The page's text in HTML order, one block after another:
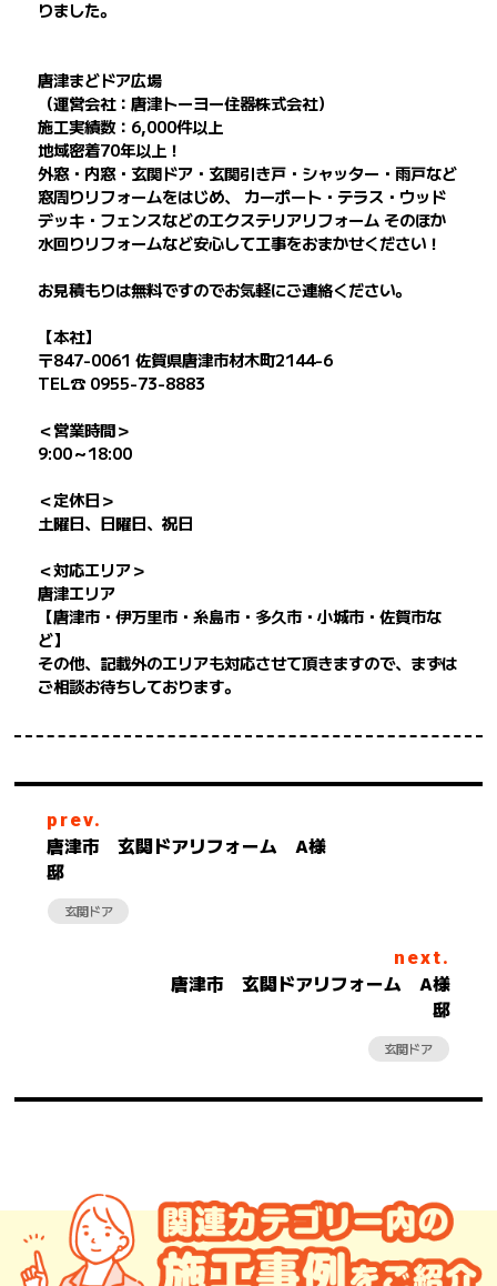
りました。
唐津まどドア広場
（運営会社：唐津トーヨー住器株式会社）
施工実績数：6,000件以上
地域密着70年以上！
外窓・内窓・玄関ドア・玄関引き戸・シャッター・雨戸など
窓周りリフォームをはじめ、 カーポート・テラス・ウッド
デッキ・フェンスなどのエクステリアリフォーム そのほか
水回りリフォームなど安心して工事をおまかせください！
お見積もりは無料ですのでお気軽にご連絡ください。
【本社】
〒847-0061 佐賀県唐津市材木町2144-6
TEL☎ 0955-73-8883
＜営業時間＞
9:00～18:00
＜定休日＞
土曜日、日曜日、祝日
＜対応エリア＞
唐津エリア
【唐津市・伊万里市・糸島市・多久市・小城市・佐賀市な
ど】
その他、記載外のエリアも対応させて頂きますので、まずは
ご相談お待ちしております。
prev.
唐津市 玄関ドアリフォーム A様
邸
玄関ドア
next.
唐津市 玄関ドアリフォーム A様
邸
玄関ドア